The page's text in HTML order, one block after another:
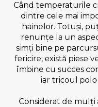
Când temperaturile
dintre cele mai
hainelor. Totuși,
renunțe la un
simți bine pe
fericire, există piese
îmbine cu succes
iar tricoul
Considerat de mulți